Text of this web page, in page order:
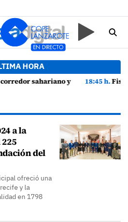
HORA
18:45 h.Fiscalía denuncia a Yonathan de León y a
a la
del
ofreció una
y la
en 1798